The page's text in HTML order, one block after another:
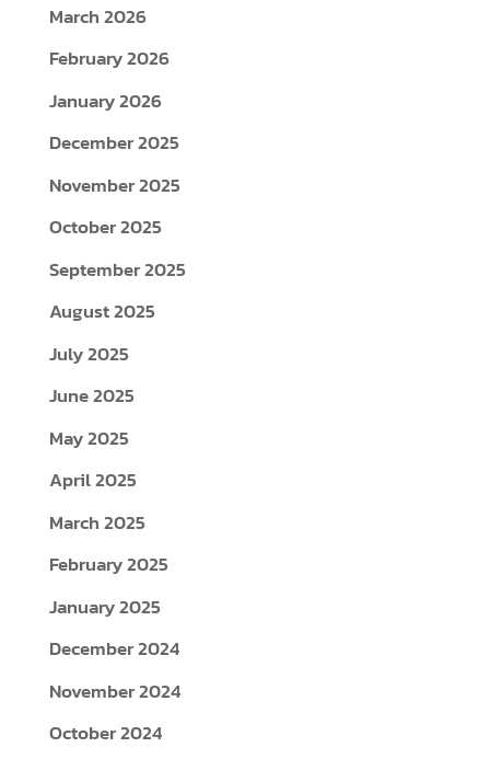
March 2026
February 2026
January 2026
December 2025
November 2025
October 2025
September 2025
August 2025
July 2025
June 2025
May 2025
April 2025
March 2025
February 2025
January 2025
December 2024
November 2024
October 2024